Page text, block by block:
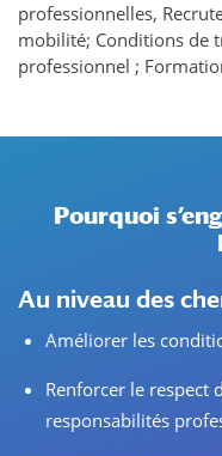
professionnelles,
mobilité; Conditions de
professionnel ;
Pourquoi
Au niveau des
Améliorer les
Renforcer le respect
responsabilités